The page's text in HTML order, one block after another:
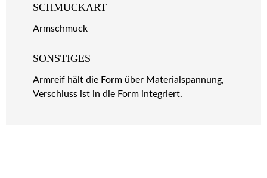
SCHMUCKART
Armschmuck
SONSTIGES
Armreif hält die Form über Materialspannung,
Verschluss ist in die Form integriert.